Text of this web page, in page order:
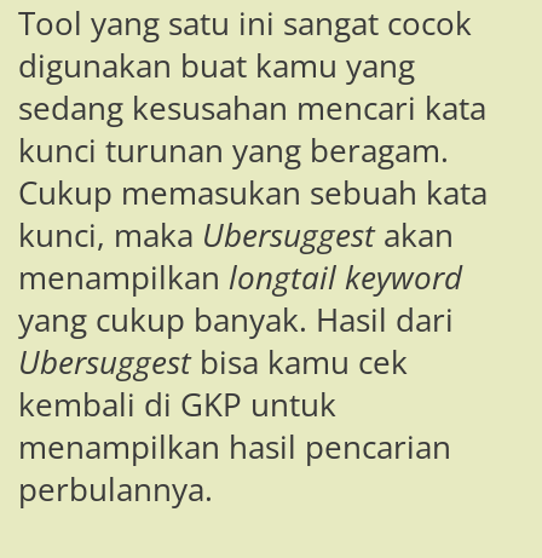
Tool yang satu ini sangat cocok
digunakan buat kamu yang
sedang kesusahan mencari kata
kunci turunan yang beragam.
Cukup memasukan sebuah kata
kunci, maka Ubersuggestakan
menampilkan longtail keyword
yang cukup banyak. Hasil dari
Ubersuggestbisa kamu cek
kembali di GKP untuk
menampilkan hasil pencarian
perbulannya.